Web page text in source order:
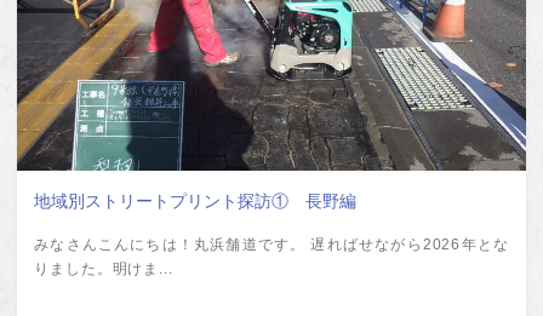
地域別ストリートプリント探訪① 長野編
みなさんこんにちは！丸浜舗道です。 遅ればせながら2026年とな
りました。明けま...